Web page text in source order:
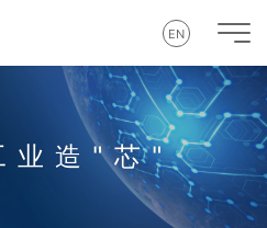
EN
业造"芯"